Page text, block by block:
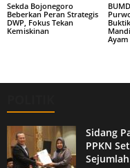
Sekda Bojonegoro
Beberkan Peran Strategis
DWP, Fokus Tekan
Kemiskinan
Sidang
PPKN